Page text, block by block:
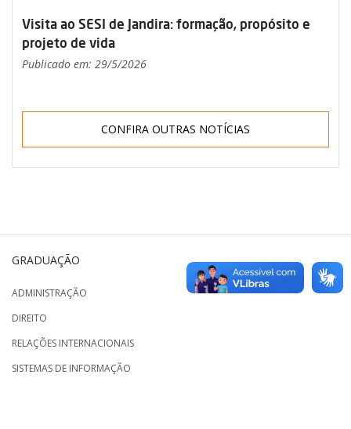
Visita ao SESI de Jandira: formação, propósito e
projeto de vida
Publicado em: 29/5/2026
CONFIRA OUTRAS NOTÍCIAS
GRADUAÇÃO
ADMINISTRAÇÃO
DIREITO
RELAÇÕES INTERNACIONAIS
SISTEMAS DE INFORMAÇÃO